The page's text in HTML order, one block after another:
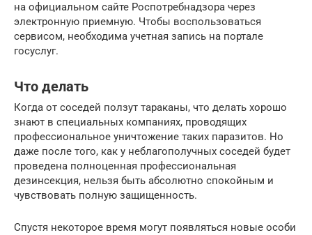
на официальном сайте Роспотребнадзора через
электронную приемную. Чтобы воспользоваться
сервисом, необходима учетная запись на портале
госуслуг.
Что делать
Когда от соседей ползут тараканы, что делать хорошо
знают в специальных компаниях, проводящих
профессиональное уничтожение таких паразитов. Но
даже после того, как у неблагополучных соседей будет
проведена полноценная профессиональная
дезинсекция, нельзя быть абсолютно спокойным и
чувствовать полную защищенность.
Спустя некоторое время могут появляться новые особи